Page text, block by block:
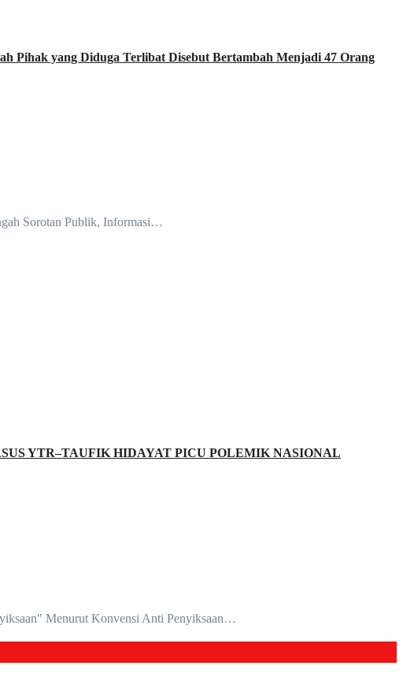
Pihak yang Diduga Terlibat Disebut Bertambah Menjadi 47 Orang
Sorotan Publik, Informasi…
YTR–TAUFIK HIDAYAT PICU POLEMIK NASIONAL
Menurut Konvensi Anti Penyiksaan…